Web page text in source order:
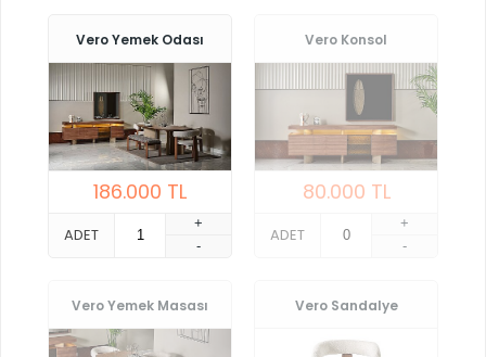
Vero Yemek Odası
186.000 TL
ADET
+
-
Vero Konsol
80.000 TL
ADET
+
-
Vero Yemek Masası Vero Sandalye